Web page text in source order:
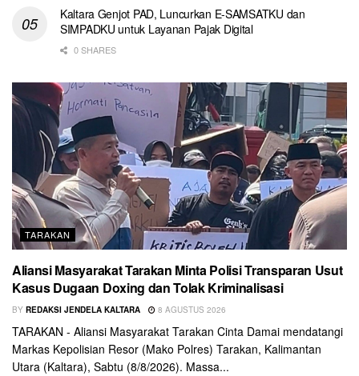
Kaltara Genjot PAD, Luncurkan E-SAMSATKU dan
SIMPADKU untuk Layanan Pajak Digital
0 SHARES
TARAKAN
Aliansi Masyarakat Tarakan Minta Polisi Transparan Usut
Kasus Dugaan Doxing dan Tolak Kriminalisasi
BY REDAKSI JENDELA KALTARA 8 AGUSTUS 2026
TARAKAN - Aliansi Masyarakat Tarakan Cinta Damai mendatangi
Markas Kepolisian Resor (Mako Polres) Tarakan, Kalimantan
Utara (Kaltara), Sabtu (8/8/2026). Massa...